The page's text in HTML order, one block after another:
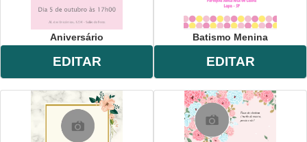
Aniversário
EDITAR
Batismo Menina
EDITAR